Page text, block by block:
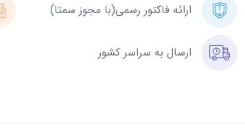
ارائه فاکتور رسمی(با مجوز سمتا)
ارسال به سراسر کشور